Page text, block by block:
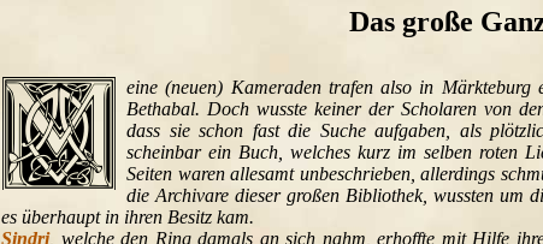
Das große
eine (neuen) Kameraden trafen also in
Bethabal. Doch wusste keiner der Scholaren von
dass sie schon fast die Suche aufgaben, als
scheinbar ein Buch, welches kurz im selben roten
Seiten waren allesamt unbeschrieben, allerdings
die Archivare dieser großen Bibliothek, wussten um
es überhaupt in ihren Besitz kam.
Sindri, welche den Ring damals an sich nahm, erhoffte mit Hilfe